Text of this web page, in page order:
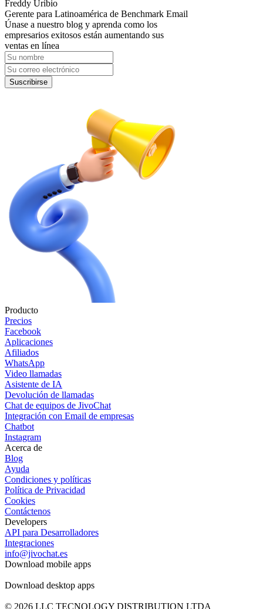
Freddy Uribio
Gerente para Latinoamérica de Benchmark Email
Únase a nuestro blog y aprenda como los
empresarios exitosos están aumentando sus
ventas en línea
Suscribirse
Producto
Precios
Facebook
Aplicaciones
Afiliados
WhatsApp
Video llamadas
Asistente de IA
Devolución de llamadas
Chat de equipos de JivoChat
Integración con Email de empresas
Chatbot
Instagram
Acerca de
Blog
Ayuda
Condiciones y políticas
Política de Privacidad
Cookies
Contáctenos
Developers
API para Desarrolladores
Integraciones
info@jivochat.es
Download mobile apps
Download desktop apps
© 2026 LLC TECNOLOGY DISTRIBUTION LTDA